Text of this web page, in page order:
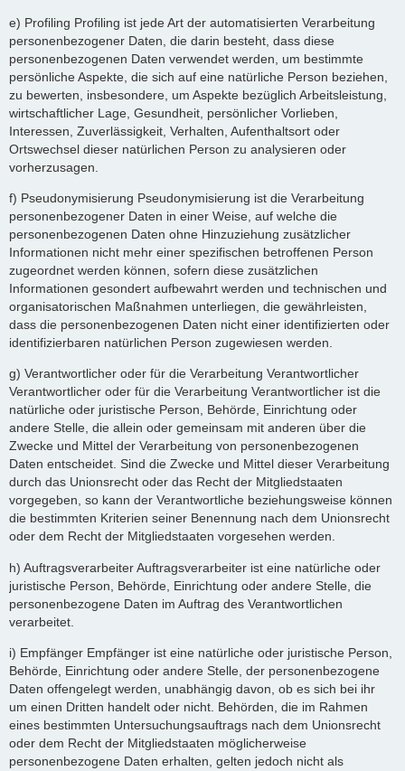
e) Profiling Profiling ist jede Art der automatisierten Verarbeitung
personenbezogener Daten, die darin besteht, dass diese
personenbezogenen Daten verwendet werden, um bestimmte
persönliche Aspekte, die sich auf eine natürliche Person beziehen,
zu bewerten, insbesondere, um Aspekte bezüglich Arbeitsleistung,
wirtschaftlicher Lage, Gesundheit, persönlicher Vorlieben,
Interessen, Zuverlässigkeit, Verhalten, Aufenthaltsort oder
Ortswechsel dieser natürlichen Person zu analysieren oder
vorherzusagen.
f) Pseudonymisierung Pseudonymisierung ist die Verarbeitung
personenbezogener Daten in einer Weise, auf welche die
personenbezogenen Daten ohne Hinzuziehung zusätzlicher
Informationen nicht mehr einer spezifischen betroffenen Person
zugeordnet werden können, sofern diese zusätzlichen
Informationen gesondert aufbewahrt werden und technischen und
organisatorischen Maßnahmen unterliegen, die gewährleisten,
dass die personenbezogenen Daten nicht einer identifizierten oder
identifizierbaren natürlichen Person zugewiesen werden.
g) Verantwortlicher oder für die Verarbeitung Verantwortlicher
Verantwortlicher oder für die Verarbeitung Verantwortlicher ist die
natürliche oder juristische Person, Behörde, Einrichtung oder
andere Stelle, die allein oder gemeinsam mit anderen über die
Zwecke und Mittel der Verarbeitung von personenbezogenen
Daten entscheidet. Sind die Zwecke und Mittel dieser Verarbeitung
durch das Unionsrecht oder das Recht der Mitgliedstaaten
vorgegeben, so kann der Verantwortliche beziehungsweise können
die bestimmten Kriterien seiner Benennung nach dem Unionsrecht
oder dem Recht der Mitgliedstaaten vorgesehen werden.
h) Auftragsverarbeiter Auftragsverarbeiter ist eine natürliche oder
juristische Person, Behörde, Einrichtung oder andere Stelle, die
personenbezogene Daten im Auftrag des Verantwortlichen
verarbeitet.
i) Empfänger Empfänger ist eine natürliche oder juristische Person,
Behörde, Einrichtung oder andere Stelle, der personenbezogene
Daten offengelegt werden, unabhängig davon, ob es sich bei ihr
um einen Dritten handelt oder nicht. Behörden, die im Rahmen
eines bestimmten Untersuchungsauftrags nach dem Unionsrecht
oder dem Recht der Mitgliedstaaten möglicherweise
personenbezogene Daten erhalten, gelten jedoch nicht als